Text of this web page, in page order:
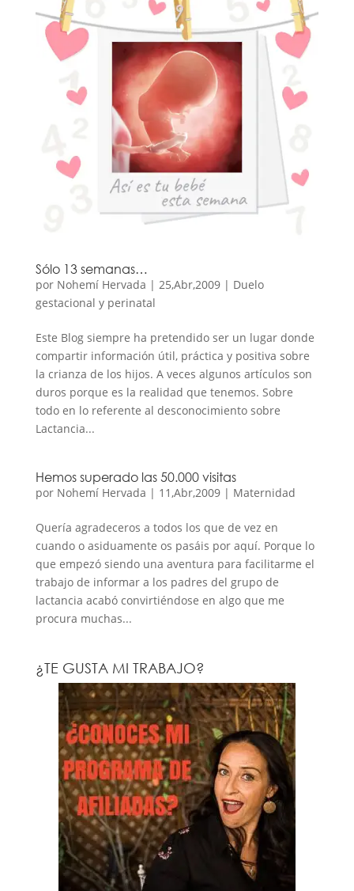
Sólo 13 semanas…
por Nohemí Hervada | 25,Abr,2009| Duelo
gestacional y perinatal
Este Blog siempre ha pretendido ser un lugar donde
compartir información útil, práctica y positiva sobre
la crianza de los hijos. A veces algunos artículos son
duros porque es la realidad que tenemos. Sobre
todo en lo referente al desconocimiento sobre
Lactancia...
Hemos superado las 50.000 visitas
por Nohemí Hervada | 11,Abr,2009| Maternidad
Quería agradeceros a todos los que de vez en
cuando o asiduamente os pasáis por aquí. Porque lo
que empezó siendo una aventura para facilitarme el
trabajo de informar a los padres del grupo de
lactancia acabó convirtiéndose en algo que me
procura muchas...
¿TE GUSTA MI TRABAJO?